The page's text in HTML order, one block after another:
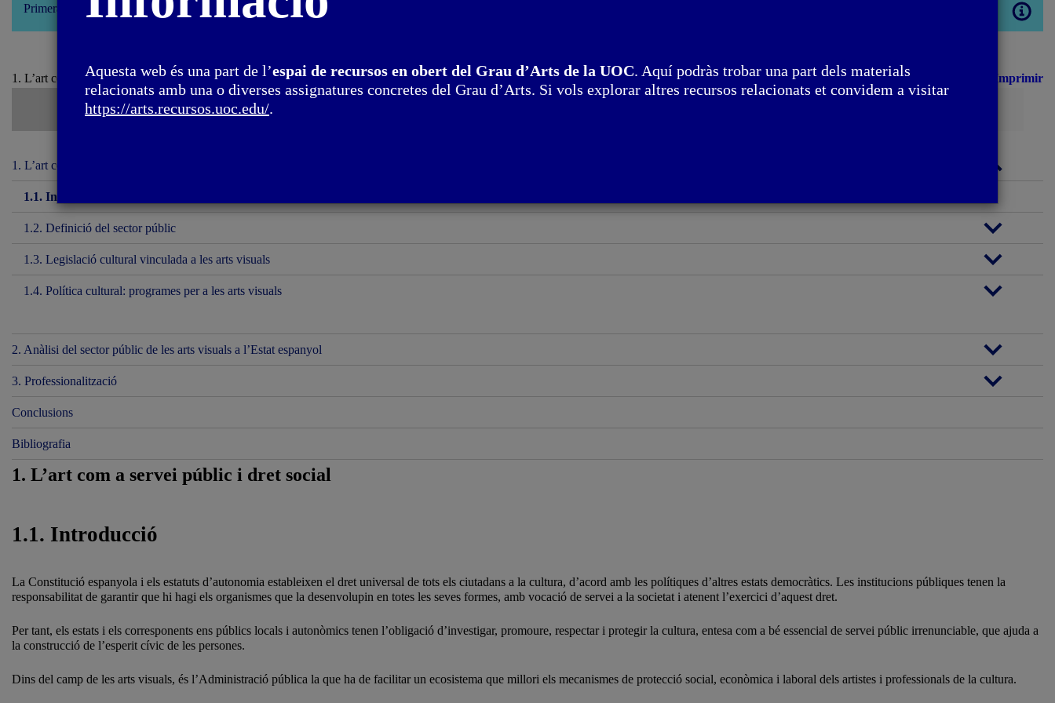
Primera edició: febrer 2022
Obrir
modal
1. L’art com a servei públic i dret social / 1.1. Introducció
Imprimir
1. L’art com a servei públic i dret social
1.1. Introducció
1.2. Definició del sector públic
1.3. Legislació cultural vinculada a les arts visuals
1.4. Política cultural: programes per a les arts visuals
2. Anàlisi del sector públic de les arts visuals a l’Estat espanyol
3. Professionalització
Conclusions
Bibliografia
1. L’art com a servei públic i dret social
1.1. Introducció
La Constitució espanyola i els estatuts d’autonomia estableixen el dret universal de tots els ciutadans a la cultura, d’acord amb les polítiques d’altres estats democràtics. Les institucions públiques tenen la
responsabilitat de garantir que hi hagi els organismes que la desenvolupin en totes les seves formes, amb vocació de servei a la societat i atenent l’exercici d’aquest dret.
Per tant, els estats i els corresponents ens públics locals i autonòmics tenen l’obligació d’investigar, promoure, respectar i protegir la cultura, entesa com a bé essencial de servei públic irrenunciable, que ajuda a
la construcció de l’esperit cívic de les persones.
Dins del camp de les arts visuals, és l’Administració pública la que ha de facilitar un ecosistema que millori els mecanismes de protecció social, econòmica i laboral dels artistes i professionals de la cultura.
Aquesta web és una part de l’espai de recursos en obert del Grau d’Arts de la UOC. Aquí podràs trobar una part dels materials
relacionats amb una o diverses assignatures concretes del Grau d’Arts. Si vols explorar altres recursos relacionats et convidem a visitar
https://arts.recursos.uoc.edu/.